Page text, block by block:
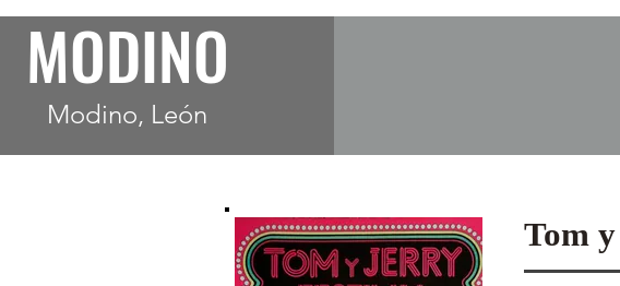
MODINO
Modino, León
Tom